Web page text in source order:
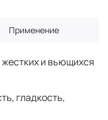
Применение
и вьющихся
гладкость,